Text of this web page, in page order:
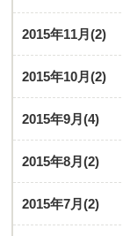
2015年11月(2)
2015年10月(2)
2015年9月(4)
2015年8月(2)
2015年7月(2)